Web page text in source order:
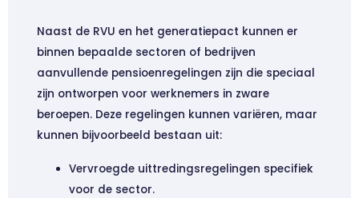
Naast de RVU en het generatiepact kunnen er
binnen bepaalde sectoren of bedrijven
aanvullende pensioenregelingen zijn die speciaal
zijn ontworpen voor werknemers in zware
beroepen. Deze regelingen kunnen variëren, maar
kunnen bijvoorbeeld bestaan uit:
Vervroegde uittredingsregelingen specifiek
voor de sector.